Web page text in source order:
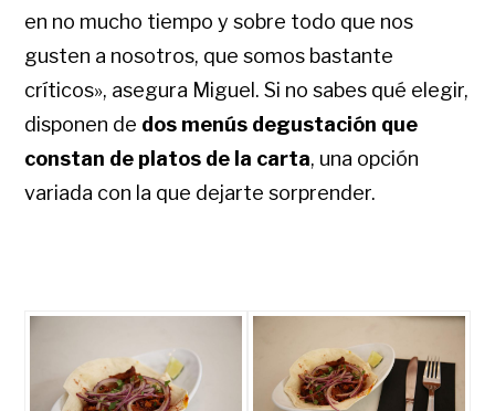
en no mucho tiempo y sobre todo que nos
gusten a nosotros, que somos bastante
críticos», asegura Miguel. Si no sabes qué elegir,
disponen de dos menús degustación que
constan de platos de la carta, una opción
variada con la que dejarte sorprender.